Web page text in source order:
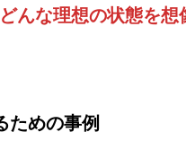
んな理想の状態を想
ための事例